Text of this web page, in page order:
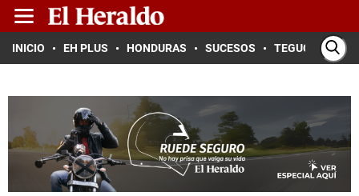
INICIO EH PLUS HONDURAS SUCESOS TEGUCIGALPA